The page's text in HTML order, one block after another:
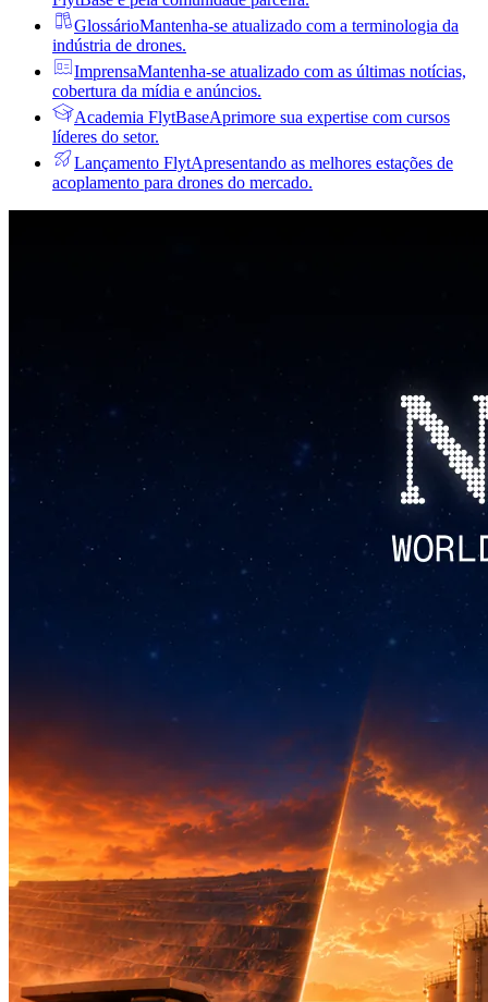
GlossárioMantenha-se atualizado com a terminologia da
indústria de drones.
ImprensaMantenha-se atualizado com as últimas notícias,
cobertura da mídia e anúncios.
Academia FlytBaseAprimore sua expertise com cursos
líderes do setor.
Lançamento FlytApresentando as melhores estações de
acoplamento para drones do mercado.